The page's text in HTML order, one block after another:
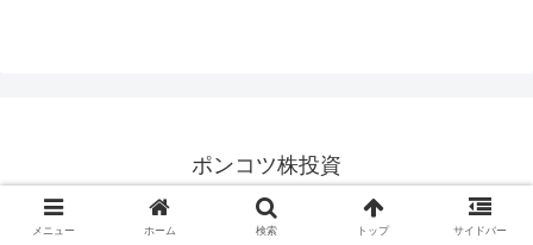
ポンコツ株投資
© 2025 ポンコツ株投資.
メニュー ホーム 検索 トップ サイドバー